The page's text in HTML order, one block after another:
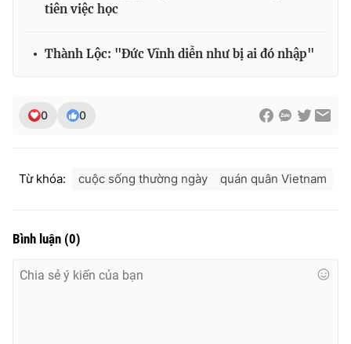
tiên việc học
Thành Lộc: "Đức Vĩnh diễn như bị ai đó nhập"
0 0
Từ khóa: cuộc sống thường ngày quán quân Vietnam
Bình luận (0)